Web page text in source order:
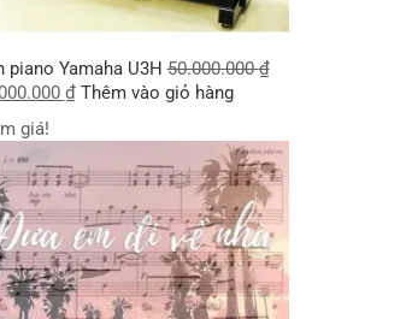
piano Yamaha U3H 50.000.000₫
₫ Thêm vào giỏ hàng
giá!